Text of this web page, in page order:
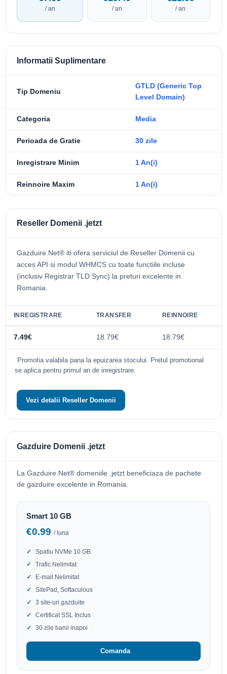
/ an / an / an
Informatii Suplimentare
Tip Domeniu
GTLD (Generic Top
Level Domain)
Categoria Media
Perioada de Gratie 30 zile
Inregistrare Minim 1 An(i)
Reinnoire Maxim 1 An(i)
Reseller Domenii .jetzt
Gazduire.Net® iti ofera serviciul de Reseller Domenii cu
acces API si modul WHMCS cu toate functiile incluse
(inclusiv Registrar TLD Sync) la preturi excelente in
Romania.
INREGISTRARE TRANSFER REINNOIRE
7.49€ 18.79€ 18.79€
Promotia valabila pana la epuizarea stocului. Pretul promotional
se aplica pentru primul an de inregistrare.
Vezi detalii Reseller Domenii
Gazduire Domenii .jetzt
La Gazduire.Net® domeniile .jetzt beneficiaza de pachete
de gazduire excelente in Romania.
Smart 10 GB
€0.99 / luna
Spatiu NVMe 10 GB
Trafic Nelimitat
E-mail Nelimitat
SitePad, Softaculous
3 site-uri gazduite
Certificat SSL Inclus
30 zile banii inapoi
Comanda